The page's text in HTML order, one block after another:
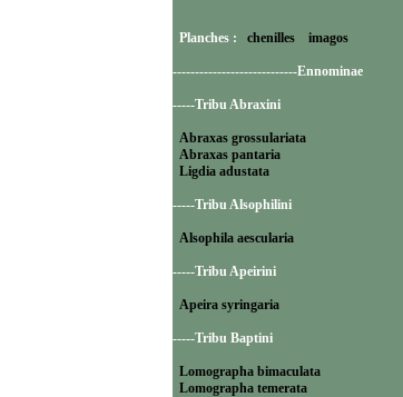
Planches : chenilles imagos
----------------------------Ennominae
-----Tribu Abraxini
Abraxas grossulariata
Abraxas pantaria
Ligdia adustata
-----Tribu Alsophilini
Alsophila aescularia
-----Tribu Apeirini
Apeira syringaria
-----Tribu Baptini
Lomographa bimaculata
Lomographa temerata